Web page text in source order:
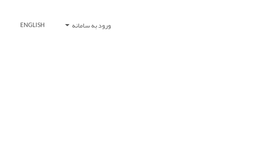
ورود به سامانه ENGLISH